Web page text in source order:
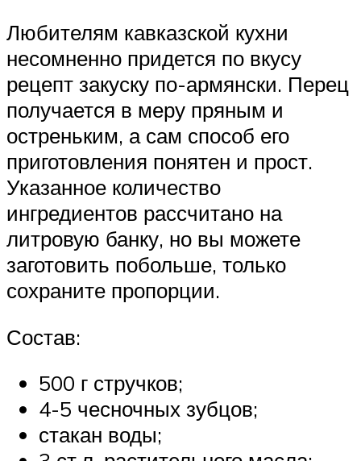
Любителям кавказской кухни
несомненно придется по вкусу
рецепт закуску по-армянски. Перец
получается в меру пряным и
остреньким, а сам способ его
приготовления понятен и прост.
Указанное количество
ингредиентов рассчитано на
литровую банку, но вы можете
заготовить побольше, только
сохраните пропорции.
Состав:
500 г стручков;
4-5 чесночных зубцов;
стакан воды;